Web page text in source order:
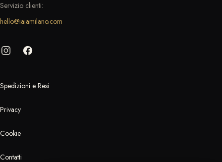
Servizio clienti:
hello@iaiamilano.com
Spedizioni e Resi
Privacy
Cookie
Contatti